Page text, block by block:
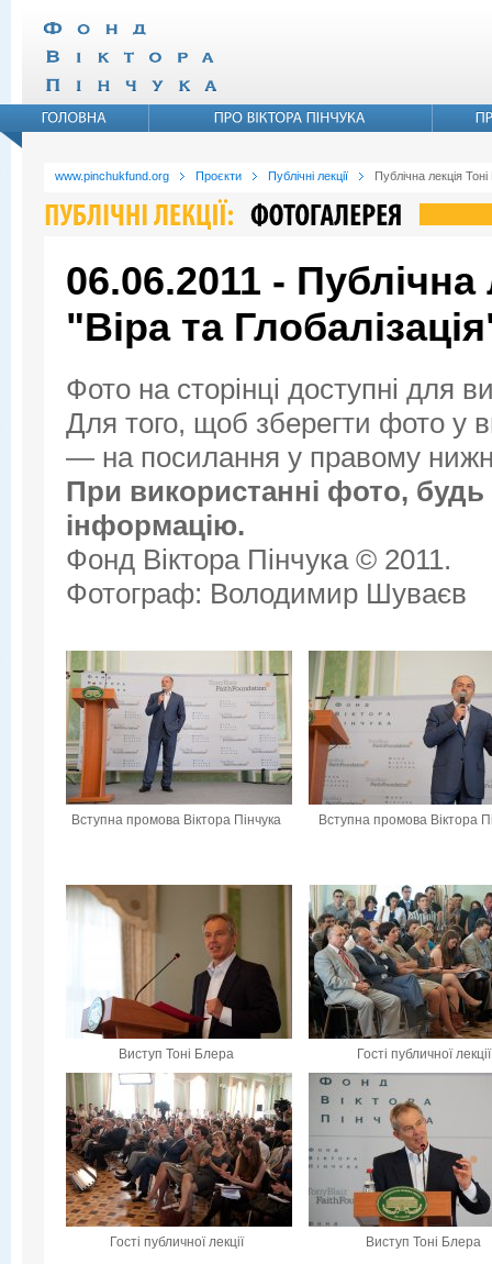
www.pinchukfund.org Проєкти Публічні лекції Публічна лекція
06.06.2011 -
"Віра та
Фото на сторінці доступні для
Для того, щоб зберегти фото у
— на посилання у правому
При використанні фото, будь
інформацію.
Фонд Віктора Пінчука © 2011.
Фотограф: Володимир Шуваєв
Вступна промова Віктора Пінчука Вступна промова Віктора
Виступ Тоні Блера Гості публичної лекції
Гості публичної лекції Виступ Тоні Блера